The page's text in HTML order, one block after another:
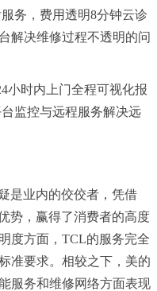
务，费用透明8分钟云诊
解决维修过程不透明的问
小时内上门全程可视化报
监控与远程服务解决远
是业内的佼佼者，凭借
势，赢得了消费者的高度
度方面，TCL的服务完全
准要求。相较之下，美的
服务和维修网络方面表现